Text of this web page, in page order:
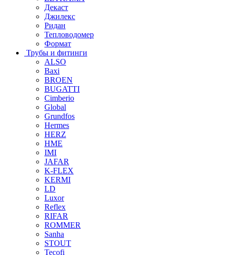
Декаст
Джилекс
Ридан
Тепловодомер
Формат
Трубы и фитинги
ALSO
Baxi
BROEN
BUGATTI
Cimberio
Global
Grundfos
Hermes
HERZ
HME
IMI
JAFAR
K-FLEX
KERMI
LD
Luxor
Reflex
RIFAR
ROMMER
Sanha
STOUT
Tecofi